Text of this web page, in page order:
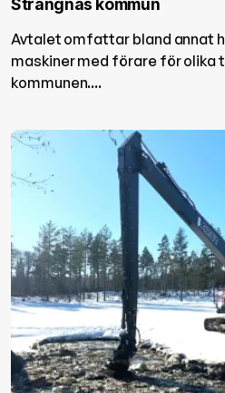
Strängnäs kommun
Avtalet omfattar bland annat
maskiner med förare för olika
kommunen....